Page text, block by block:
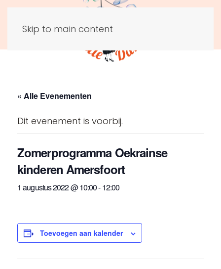
Skip to main content
« Alle Evenementen
Dit evenement is voorbij.
Zomerprogramma Oekrainse
kinderen Amersfoort
1 augustus 2022 @ 10:00-12:00
Toevoegen aan kalender